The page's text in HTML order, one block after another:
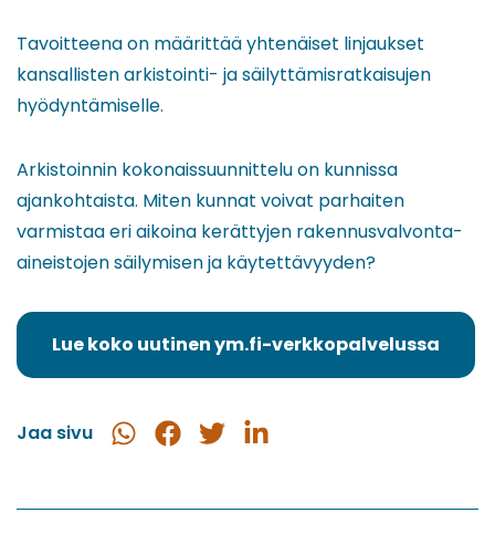
Tavoitteena on määrittää yhtenäiset linjaukset
kansallisten arkistointi- ja säilyttämisratkaisujen
hyödyntämiselle.
Arkistoinnin kokonaissuunnittelu on kunnissa
ajankohtaista. Miten kunnat voivat parhaiten
varmistaa eri aikoina kerättyjen rakennusvalvonta-
aineistojen säilymisen ja käytettävyyden?
Lue koko uutinen ym.fi-verkkopalvelussa
(siirryt
palveluun)
Jaa sivu
Jaa
Jaa
Jaa
Jaa